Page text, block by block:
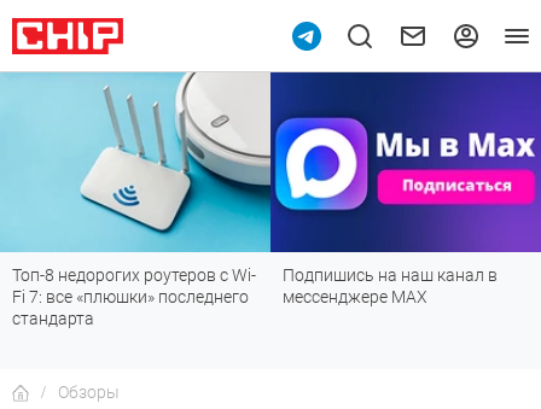
Подпишись на наш канал в
мессенджере МАХ
Рейтинг телевизоров 2026:
лучшие модели для гостиной,
Обзоры